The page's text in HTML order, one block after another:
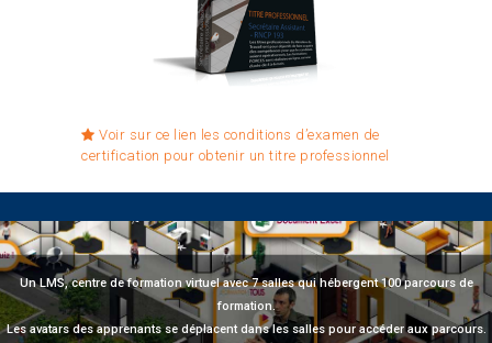
Voir sur ce lien les conditions d’examen de
certification pour obtenir un titre professionnel
Un LMS, centre de formation virtuel avec 7 salles qui hébergent 100 parcours de
formation.
Les avatars des apprenants se déplacent dans les salles pour accéder aux parcours.